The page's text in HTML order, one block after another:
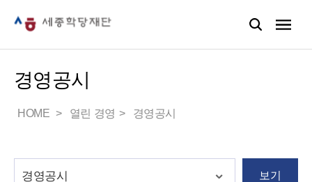
경영공시
HOME 열린 경영 경영공시
보기